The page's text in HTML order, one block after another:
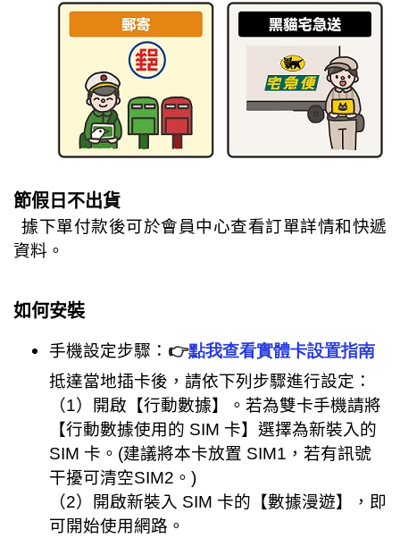
節假日不出貨
據下單付款後可於會員中心查看訂單詳情和快遞
資料。
如何安裝
手機設定步驟： 👉點我查看實體卡設置指南
抵達當地插卡後，請依下列步驟進行設定：
（1）開啟【行動數據】。若為雙卡手機請將
【行動數據使用的 SIM 卡】選擇為新裝入的
SIM 卡。(建議將本卡放置 SIM1，若有訊號
干擾可清空SIM2。)
（2）開啟新裝入 SIM 卡的【數據漫遊】，即
可開始使用網路。